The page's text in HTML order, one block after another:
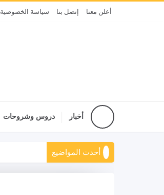
أعلن معنا إتصل بنا سياسة الخصوصية
أخبار دروس وشروحات
أحدث المواضيع